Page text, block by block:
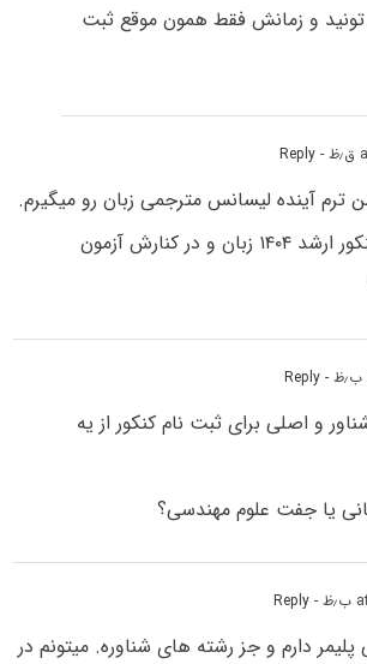
و زمانش فقط همون موقع ثبت
- Reply
ترم آینده لیسانس مترجمی زبان رو میگیرم.
آیا میتونم همزمان کنکور ارشد ۱۴۰۴ زبان و در کنارش آزمون
- Reply
و اصلی برای ثبت نام کنکور از یه
یا جفت علوم مهندسی؟
- Reply
دارم و جز رشته های شناوره. میتونم در